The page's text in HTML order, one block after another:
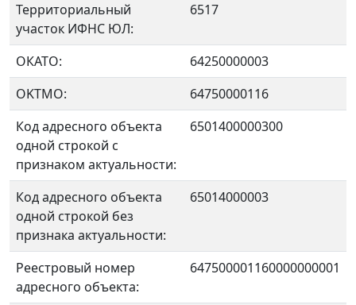
Территориальный
участок ИФНС ЮЛ:
6517
ОКАТО:
64250000003
OKTMO:
64750000116
Код адресного объекта
одной строкой с
признаком актуальности:
6501400000300
Код адресного объекта
одной строкой без
признака актуальности:
65014000003
Реестровый номер
адресного объекта:
647500001160000000001